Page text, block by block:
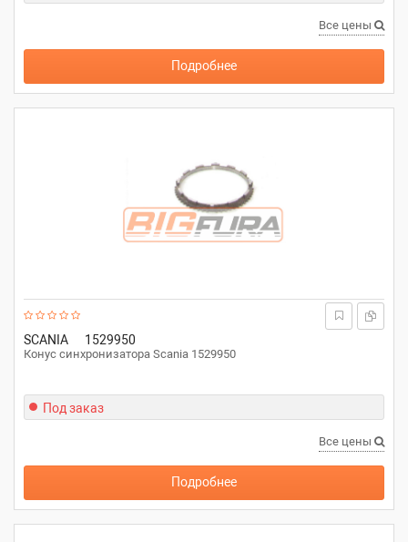
Все цены
Подробнее
SCANIA 1529950
Конус синхронизатора Scania 1529950
Под заказ
Все цены
Подробнее